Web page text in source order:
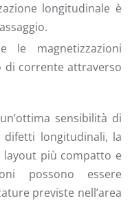
longitudinale è
le magnetizzazioni
di corrente attraverso
sensibilità di
longitudinali, la
layout più compatto e
possono essere
previste nell’area